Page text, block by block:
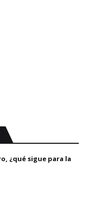
¿qué sigue para la